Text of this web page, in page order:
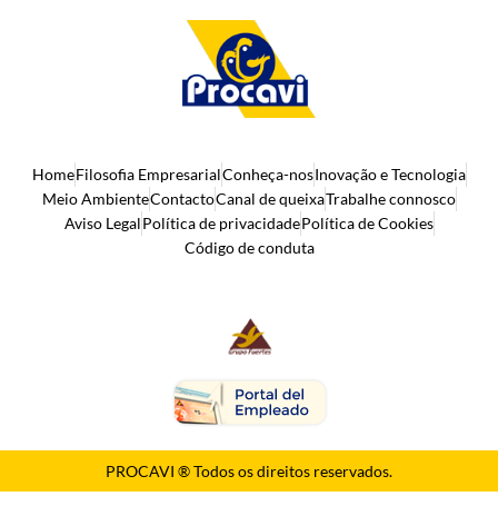
HomeFilosofia EmpresarialConheça-nosInovação e Tecnologia
Meio AmbienteContactoCanal de queixaTrabalhe connosco
Aviso LegalPolítica de privacidadePolítica de Cookies
Código de conduta
PROCAVI ® Todos os direitos reservados.